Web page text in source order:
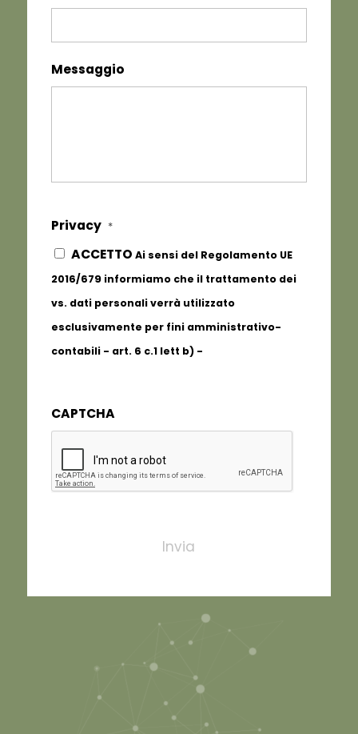
Messaggio
Privacy *
ACCETTO Ai sensi del Regolamento UE
2016/679 informiamo che il trattamento dei
vs. dati personali verrà utilizzato
esclusivamente per fini amministrativo-
contabili - art. 6 c.1 lett b) -
CAPTCHA